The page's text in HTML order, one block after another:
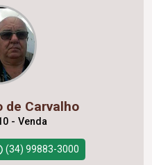
de Carvalho
- Venda
(34) 99883-3000